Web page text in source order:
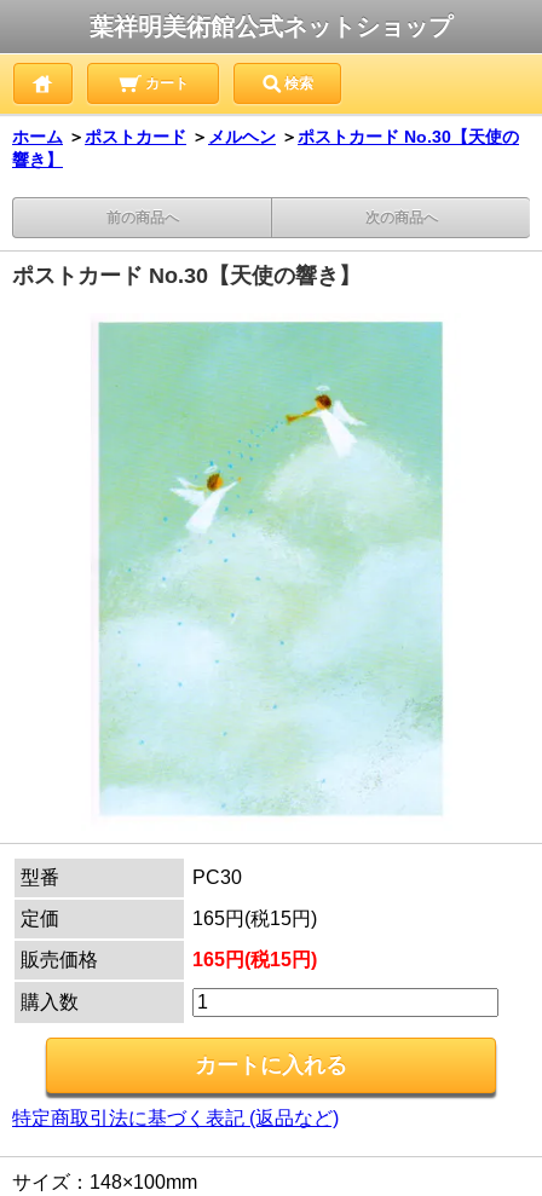
葉祥明美術館公式ネットショップ
カート 検索
ホーム ＞ポストカード ＞ メルヘン ＞ポストカード No.30【天使の
響き】
前の商品へ 次の商品へ
ポストカード No.30【天使の響き】
型番
PC30
定価
165円(税15円)
販売価格
165円(税15円)
購入数
特定商取引法に基づく表記 (返品など)
サイズ：148×100mm